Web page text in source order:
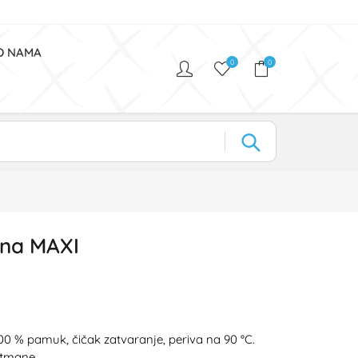
NAMA
0 0
MAXI
% pamuk, čičak zatvaranje, periva na 90 °C.